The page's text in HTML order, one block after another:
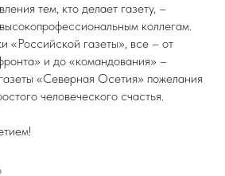
тем, кто делает газету, –
коллегам.
«Российской газеты», все – от
и до «командования» –
«Северная Осетия» пожелания
человеческого счастья.